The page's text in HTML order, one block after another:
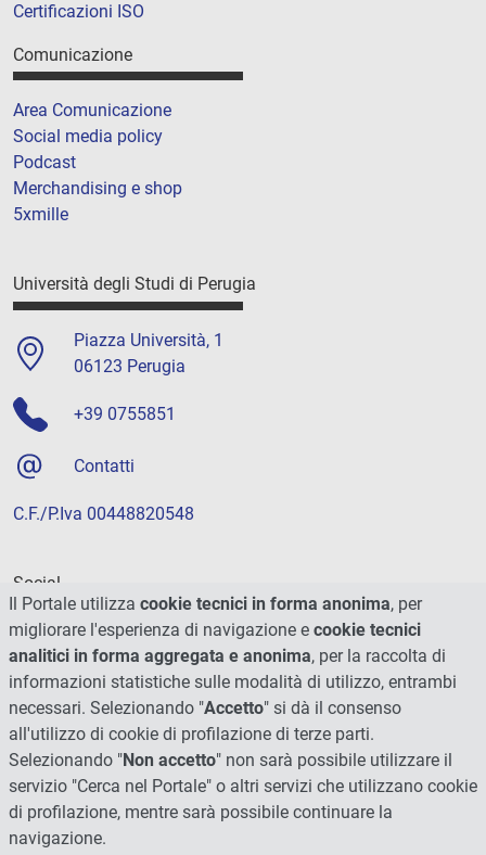
Certificazioni ISO
Comunicazione
Area Comunicazione
Social media policy
Podcast
Merchandising e shop
5xmille
Università degli Studi di Perugia
Piazza Università, 1
06123 Perugia
+39 0755851
Contatti
C.F./P.Iva 00448820548
Social
Il Portale utilizza cookie tecnici in forma anonima, per
migliorare l'esperienza di navigazione e cookie tecnici
analitici in forma aggregata e anonima, per la raccolta di
informazioni statistiche sulle modalità di utilizzo, entrambi
necessari. Selezionando "Accetto" si dà il consenso
all'utilizzo di cookie di profilazione di terze parti.
Selezionando "Non accetto" non sarà possibile utilizzare il
servizio "Cerca nel Portale" o altri servizi che utilizzano cookie
di profilazione, mentre sarà possibile continuare la
navigazione.